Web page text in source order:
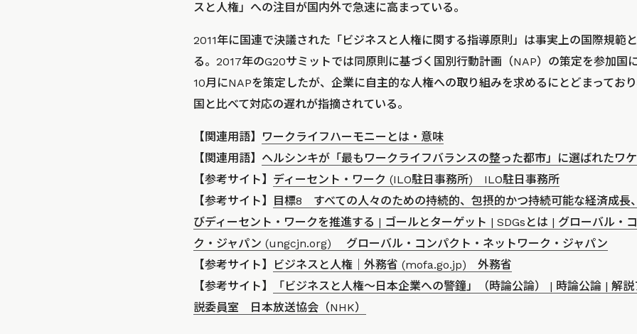
スと人権」への注目が国内外で急速に高まっている。
2011年に国連で決議された「ビジネスと人権に関する指導原則」は事実上の国際規範
る。2017年のG20サミットでは同原則に基づく国別行動計画（NAP）の策定を参加国
10月にNAPを策定したが、企業に自主的な人権への取り組みを求めるにとどまってお
国と比べて対応の遅れが指摘されている。
【関連用語】
ワークライフハーモニーとは・意味
【関連用語】 ヘルシンキが「最もワークライフバランスの整った都市」に選ばれたワケ
【参考サイト】 ディーセント・ワーク (ILO駐日事務所) ILO駐日事務所
【参考サイト】
目標8 すべての人々のための持続的、包摂的かつ持続可能な経済成長
びディーセント・ワークを推進する | ゴールとターゲット | SDGsとは | グローバル・
ク・ジャパン (ungcjn.org) グローバル・コンパクト・ネットワーク・ジャパン
【参考サイト】
ビジネスと人権｜外務省 (mofa.go.jp) 外務省
【参考サイト】
「ビジネスと人権～日本企業への警鐘」（時論公論） | 時論公論 | 解
説委員室 日本放送協会（NHK）